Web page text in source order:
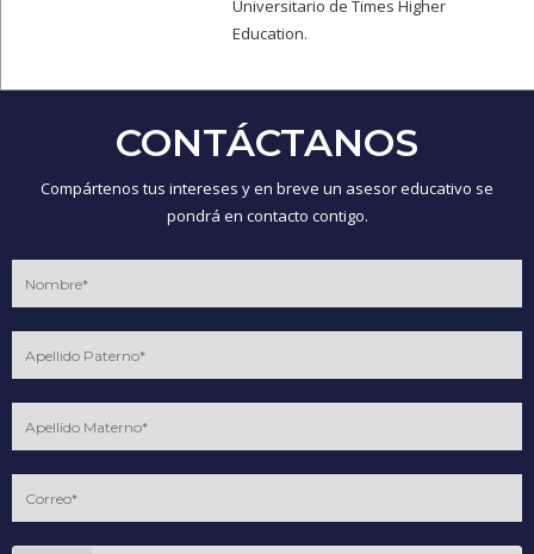
Universitario de Times Higher
Education.
CONTÁCTANOS
Compártenos tus intereses y en breve un asesor educativo se
pondrá en contacto contigo.